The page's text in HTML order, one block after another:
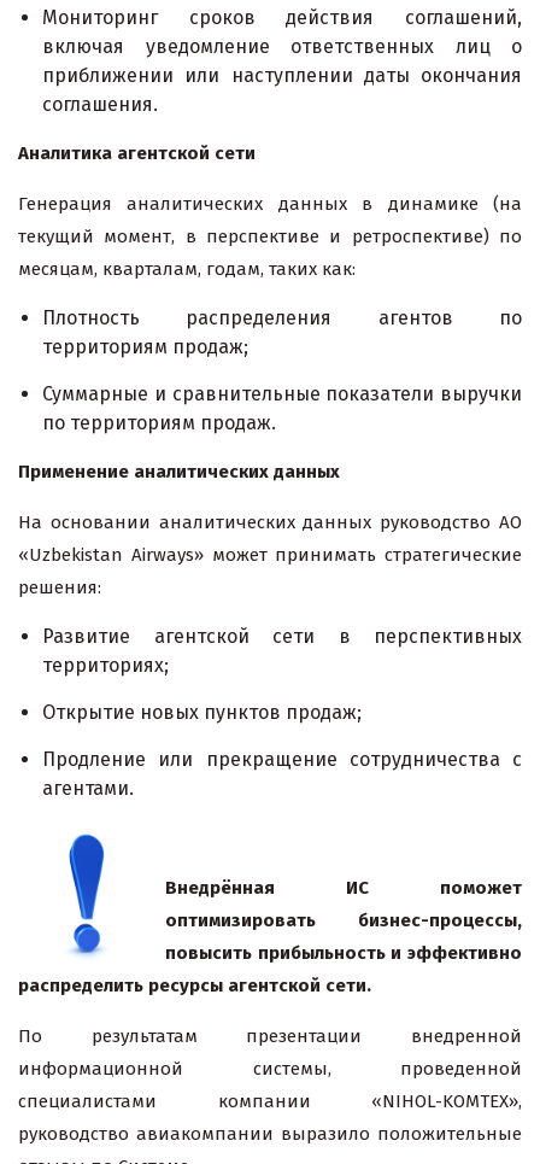
Мониторинг сроков действия соглашений,
включая уведомление ответственных лиц о
приближении или наступлении даты окончания
соглашения.
Аналитика агентской сети
Генерация аналитических данных в динамике (на
текущий момент, в перспективе и ретроспективе) по
месяцам, кварталам, годам, таких как:
Плотность распределения агентов по
территориям продаж;
Суммарные и сравнительные показатели выручки
по территориям продаж.
Применение аналитических данных
На основании аналитических данных руководство АО
«Uzbekistan Airways» может принимать стратегические
решения:
Развитие агентской сети в перспективных
территориях;
Открытие новых пунктов продаж;
Продление или прекращение сотрудничества с
агентами.
Внедрённая ИС поможет
оптимизировать бизнес-процессы,
повысить прибыльность и эффективно
распределить ресурсы агентской сети.
По результатам презентации внедренной
информационной системы, проведенной
специалистами компании «NIHOL-KOMTEX»,
руководство авиакомпании выразило положительные